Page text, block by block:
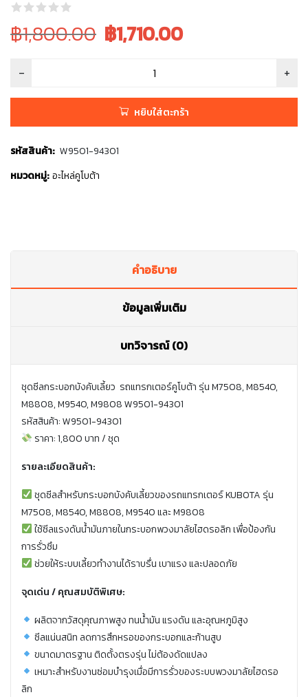
Original
price
was:
฿1,800.00 Current
price
฿1,710.00
หยิบใส่ตะกร้า
รหัสสินค้า: W9501-94301
หมวดหมู่: อะไหล่คูโบต้า
คำอธิบาย
ข้อมูลเพิ่มเติม
บทวิจารณ์ (0)
ชุดซีลกระบอกบังคับเลี้ยว รถแทรกเตอร์คูโบต้า รุ่น M7508, M8540,
M8808, M9540, M9808 W9501-94301
รหัสสินค้า: W9501-94301
ราคา: 1,800 บาท / ชุด
รายละเอียดสินค้า:
ชุดซีลสำหรับกระบอกบังคับเลี้ยวของรถแทรกเตอร์ KUBOTA รุ่น
M7508, M8540, M8808, M9540 และ M9808
ใช้ซีลแรงดันน้ำมันภายในกระบอกพวงมาลัยไฮดรอลิก เพื่อป้องกัน
การรั่วซึม
ช่วยให้ระบบเลี้ยวทำงานได้ราบรื่น เบาแรง และปลอดภัย
จุดเด่น / คุณสมบัติพิเศษ:
ผลิตจากวัสดุคุณภาพสูง ทนน้ำมัน แรงดัน และอุณหภูมิสูง
ซีลแน่นสนิท ลดการสึกหรอของกระบอกและก้านสูบ
ขนาดมาตรฐาน ติดตั้งตรงรุ่น ไม่ต้องดัดแปลง
เหมาะสำหรับงานซ่อมบำรุงเมื่อมีการรั่วของระบบพวงมาลัยไฮดรอ
ลิก